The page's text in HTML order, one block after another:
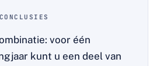
voor één
kunt u een deel van